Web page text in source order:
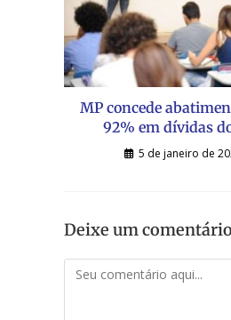
MP concede
92% em dívidas
5 de janeiro de
Deixe um comentário